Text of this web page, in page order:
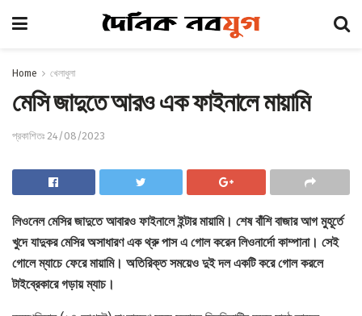
Home খেলাধুলা
মেসি জাদুতে আরও এক ফাইনালে মায়ামি
প্রকাশিতঃ 24/08/2023
লিওনেল মেসির জাদুতে আবারও ফাইনালে ইন্টার মায়ামি। শেষ বাঁশি বাজার আগ মুহূর্তে
খুদে যাদুকর মেসির অসাধারণ এক থ্রু পাস এ গোল করেন লিওনার্দো কাম্পানা। সেই
গোলে ম্যাচে ফেরে মায়ামি। অতিরিক্ত সময়েও দুই দল একটি করে গোল করলে
টাইব্রেকারে গড়ায় ম্যাচ।